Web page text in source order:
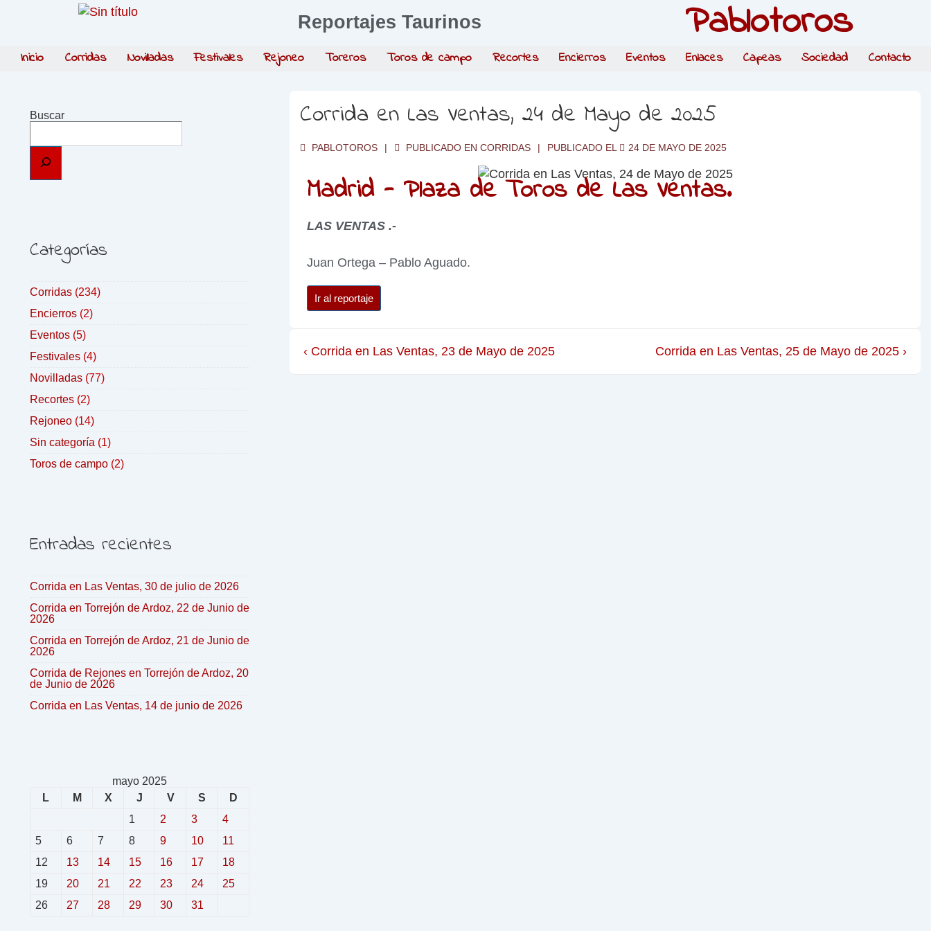
Reportajes Taurinos Pablotoros
Inicio Corridas Novilladas Festivales Rejoneo Toreros Toros de campo Recortes Encierros Eventos Enlaces Capeas Sociedad Contacto
Corrida en Las Ventas, 24 de Mayo de 2025
PABLOTOROS PUBLICADO ENCORRIDAS PUBLICADO EL 24 DE MAYO DE 2025
Madrid - Plaza de Toros de Las Ventas.
LAS VENTAS .-
Juan Ortega – Pablo Aguado.
Ir al reportaje
‹ Corrida en Las Ventas, 23 de Mayo de 2025 Corrida en Las Ventas, 25 de Mayo de 2025 ›
Buscar
Categorías
Corridas (234)
Encierros (2)
Eventos (5)
Festivales (4)
Novilladas (77)
Recortes (2)
Rejoneo (14)
Sin categoría (1)
Toros de campo (2)
Entradas recientes
Corrida en Las Ventas, 30 de julio de 2026
Corrida en Torrejón de Ardoz, 22 de Junio de
2026
Corrida en Torrejón de Ardoz, 21 de Junio de
2026
Corrida de Rejones en Torrejón de Ardoz, 20
de Junio de 2026
Corrida en Las Ventas, 14 de junio de 2026
mayo 2025
L
M X J V S
D
1
2 3
4
5
6 7 8 9 10
11
12
13 14 15 16 17
18
19
20 21 22 23 24
25
26
27 28 29 30 31